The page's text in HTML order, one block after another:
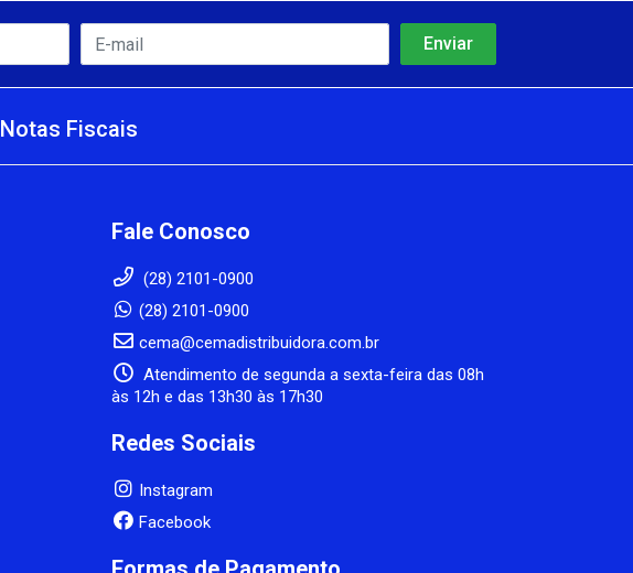
Notas Fiscais
Fale Conosco
(28) 2101-0900
(28) 2101-0900
cema@cemadistribuidora.com.br
Atendimento de segunda a sexta-feira das 08h
às 12h e das 13h30 às 17h30
Redes Sociais
Instagram
Facebook